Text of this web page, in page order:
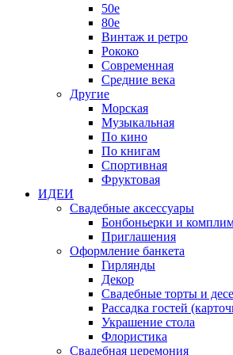
50е
80е
Винтаж и ретро
Рококо
Современная
Средние века
Другие
Морская
Музыкальная
По кино
По книгам
Спортивная
Фруктовая
ИДЕИ
Свадебные аксессуары
Бонбоньерки и
Приглашения
Оформление банкета
Гирлянды
Декор
Свадебные торты и
Рассадка гостей
Украшение стола
Флористика
Свадебная церемония